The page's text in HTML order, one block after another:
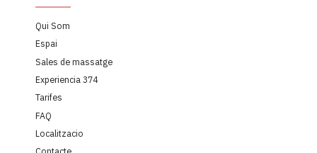
Qui Som
Espai
Sales de massatge
Experiencia 374
Tarifes
FAQ
Localitzacio